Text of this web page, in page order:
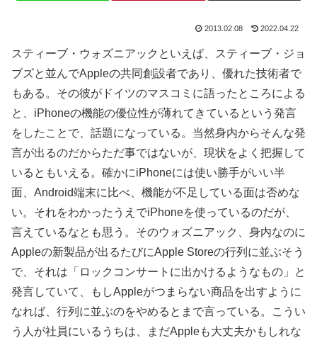
2013.02.08 2022.04.22
スティーブ・ウォズニアックといえば、スティーブ・ジョ
ブズと並んでAppleの共同創設者であり、優れた技術者で
もある。その彼がドイツのマスコミに語ったところによる
と、iPhoneの機能の優位性が薄れてきているという発言
をしたことで、話題になっている。当然身内からそんな発
言が出るのだからただ事ではないが、現状をよく把握して
いるともいえる。確かにiPhoneには使い勝手がいい半
面、Android端末に比べ、機能が不足している面は否めな
い。それをわかったうえでiPhoneを使っているのだが、
言えているなとも思う。そのウォズニアック、身内なのに
Appleの新製品が出るたびにApple Storeの行列に並ぶそう
で、それは「ロックコンサートに出かけるようなもの」と
発言していて、もしAppleがつまらない商品を出すように
なれば、行列に並ぶのをやめるとまで言っている。こうい
う人が社員にいるうちは、まだAppleも大丈夫かもしれな